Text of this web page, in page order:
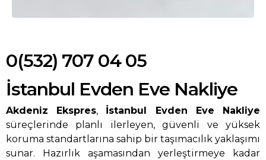
0(532) 707 04 05
İstanbul Evden Eve Nakliye
Akdeniz Ekspres, İstanbul Evden Eve Nakliye
süreçlerinde planlı ilerleyen, güvenli ve yüksek
koruma standartlarına sahip bir taşımacılık yaklaşımı
sunar. Hazırlık aşamasından yerleştirmeye kadar